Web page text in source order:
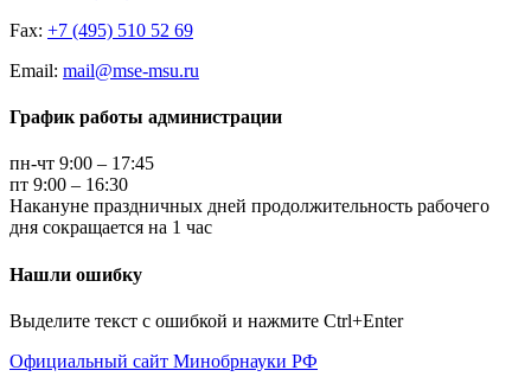
Fax: +7 (495) 510 52 69
Email: mail@mse-msu.ru
График работы администрации
пн-чт 9:00 – 17:45
пт 9:00 – 16:30
Накануне праздничных дней продолжительность рабочего
дня сокращается на 1 час
Нашли ошибку
Выделите текст с ошибкой и нажмите Ctrl+Enter
Официальный сайт Минобрнауки РФ